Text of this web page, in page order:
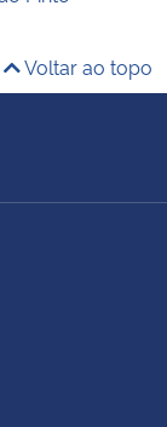
Voltar ao topo